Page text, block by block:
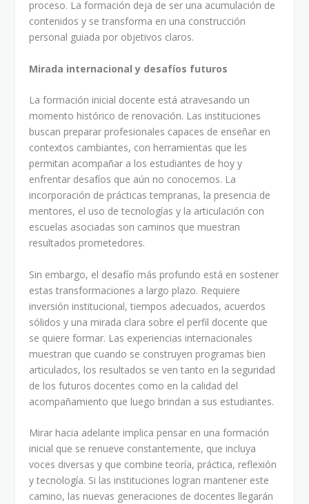
proceso. La formación deja de ser una acumulación de
contenidos y se transforma en una construcción
personal guiada por objetivos claros.
Mirada internacional y desafíos futuros
La formación inicial docente está atravesando un
momento histórico de renovación. Las instituciones
buscan preparar profesionales capaces de enseñar en
contextos cambiantes, con herramientas que les
permitan acompañar a los estudiantes de hoy y
enfrentar desafíos que aún no conocemos. La
incorporación de prácticas tempranas, la presencia de
mentores, el uso de tecnologías y la articulación con
escuelas asociadas son caminos que muestran
resultados prometedores.
Sin embargo, el desafío más profundo está en sostener
estas transformaciones a largo plazo. Requiere
inversión institucional, tiempos adecuados, acuerdos
sólidos y una mirada clara sobre el perfil docente que
se quiere formar. Las experiencias internacionales
muestran que cuando se construyen programas bien
articulados, los resultados se ven tanto en la seguridad
de los futuros docentes como en la calidad del
acompañamiento que luego brindan a sus estudiantes.
Mirar hacia adelante implica pensar en una formación
inicial que se renueve constantemente, que incluya
voces diversas y que combine teoría, práctica, reflexión
y tecnología. Si las instituciones logran mantener este
camino, las nuevas generaciones de docentes llegarán